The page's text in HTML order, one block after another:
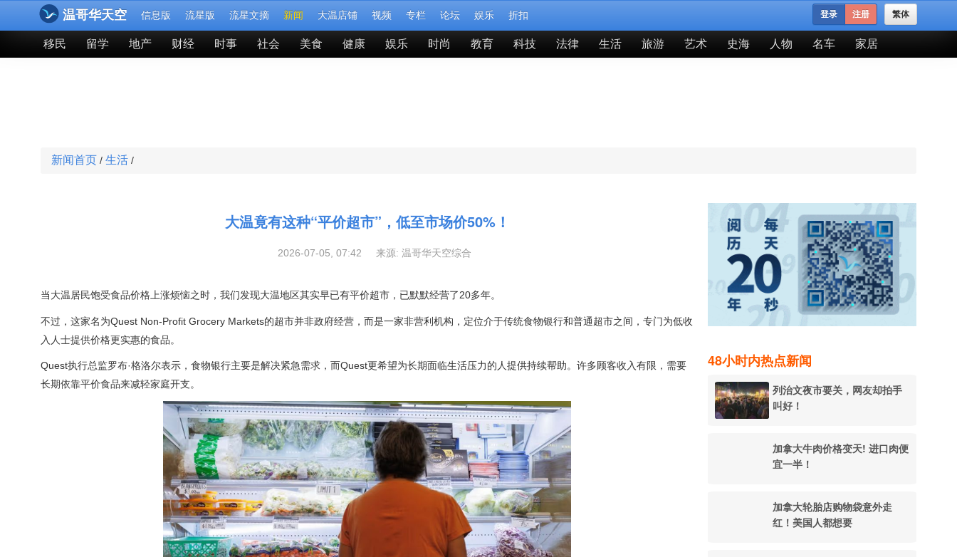
温哥华天空 信息版 流星版 流星文摘 新闻 大温店铺 视频 专栏 论坛 娱乐 折扣 繁体
登录 注册
移民 留学 地产 财经 时事 社会 美食 健康 娱乐 时尚 教育 科技 法律 生活 旅游 艺术 史海 人物 名车 家居
新闻首页 / 生活 /
大温竟有这种“平价超市”，低至市场价50%！
2026-07-05, 07:42 来源: 温哥华天空综合
当大温居民饱受食品价格上涨烦恼之时，我们发现大温地区其实早已有平价超市，已默默经营了20多年。
不过，这家名为Quest Non-Profit Grocery Markets的超市并非政府经营，而是一家非营利机构，定位介于传统食物银行和普通超市之间，专门为低收
入人士提供价格更实惠的食品。
Quest执行总监罗布·格洛尔表示，食物银行主要是解决紧急需求，而Quest更希望为长期面临生活压力的人提供持续帮助。许多顾客收入有限，需要
长期依靠平价食品来减轻家庭开支。
48小时内热点新闻
列治文夜市要关，网友却拍手
叫好！
加拿大牛肉价格变天! 进口肉便
宜一半！
加拿大轮胎店购物袋意外走
红！美国人都想要